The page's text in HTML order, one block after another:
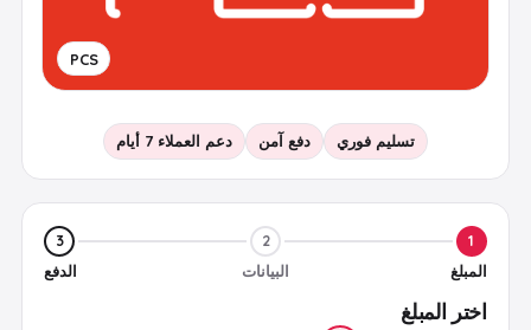
PCS
تسليم فوري دفع آمن دعم العملاء 7 أيام
1
المبلغ
2
البيانات
3
الدفع
اختر المبلغ